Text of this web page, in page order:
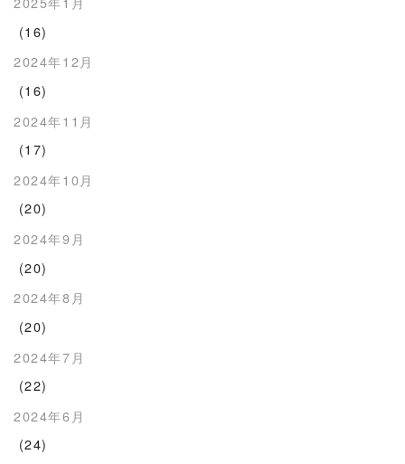
(16)
2024年12月
(16)
2024年11月
(17)
2024年10月
(20)
2024年9月
(20)
2024年8月
(20)
2024年7月
(22)
2024年6月
(24)